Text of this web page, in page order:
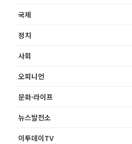
국제
정치
사회
오피니언
문화·라이프
뉴스발전소
이투데이TV